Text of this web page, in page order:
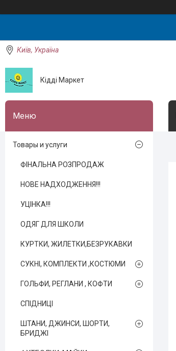
Київ, Україна
Кідді Маркет
Товары и услуги
ФІНАЛЬНА РОЗПРОДАЖ
НОВЕ НАДХОДЖЕННЯ!!!
УЦІНКА!!!
ОДЯГ ДЛЯ ШКОЛИ
КУРТКИ, ЖИЛЕТКИ,БЕЗРУКАВКИ
СУКНІ, КОМПЛЕКТИ ,КОСТЮМИ
ГОЛЬФИ, РЕГЛАНИ , КОФТИ
СПІДНИЦІ
ШТАНИ, ДЖИНСИ, ШОРТИ,
БРИДЖІ